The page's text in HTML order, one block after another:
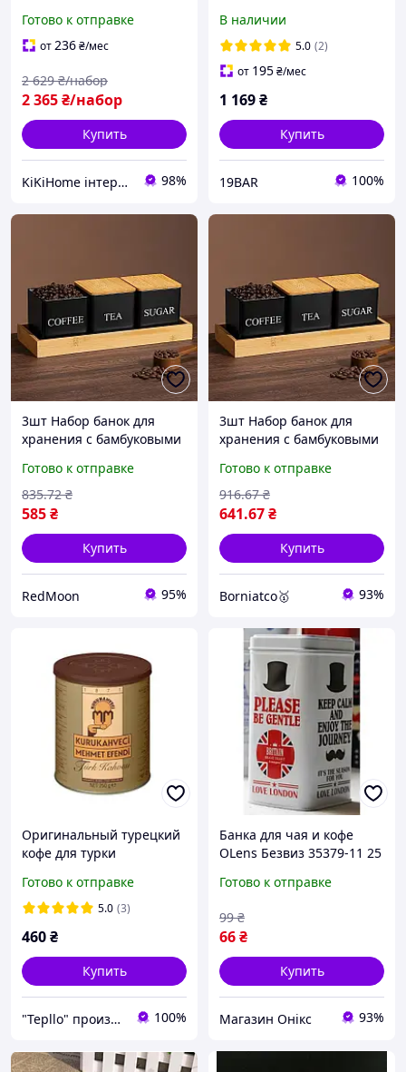
сахара по 1 литру
черный
Готово к отправке
от236₴/мес
2 365₴/набор
2 629 ₴/набор
Купить
KiKiHome інтернет-магазин якісних товарів для дому 98%
В наличии
5.0 (2)
от 195₴/мес
1 169₴
Купить
19BAR 100%
3шт Набор банок для
хранения с бамбуковыми
26×8.7×8.3 см, Черный /
Набор баночек для
сахара, кофе, чая
Готово к отправке
585₴
835.72 ₴
Купить
RedMoon 95%
3шт Набор банок для
хранения с бамбуковыми
26×8.7×8.3 см, Черный /
Набор баночек для
сахара, кофе, чая
Готово к отправке
641.67₴
916.67 ₴
Купить
Borniatco🥇 93%
Оригинальный турецкий
кофе для турки
Efendi молотый 250 г
Готово к отправке
5.0 (3)
460₴
Купить
"Tepllo" производство продажа сервис 100%
Банка для чая и кофе
OLens Безвиз 35379-11 25
Готово к отправке
66₴
99 ₴
Купить
Магазин Онікс 93%